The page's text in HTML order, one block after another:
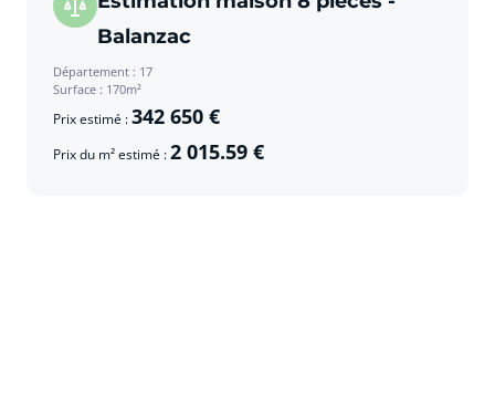
Balanzac
Département : 17
Surface : 170m²
Prix estimé :342 650 €
Prix du m² estimé :2 015.59 €